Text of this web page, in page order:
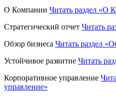
О Компании Читать раздел «О
Стратегический отчет Читать
Обзор бизнеса Читать раздел
Устойчивое развитие Читать
Корпоративное управление
управление»